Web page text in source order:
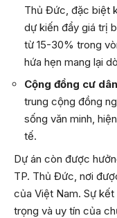
Thủ Đức, đặc biệt
dự kiến đẩy giá trị
từ 15-30% trong
hứa hẹn mang lại
Cộng đồng cư
trung cộng đồng
sống văn minh,
tế.
Dự án còn được
TP. Thủ Đức, nơi
của Việt Nam. Sự
trọng và uy tín của